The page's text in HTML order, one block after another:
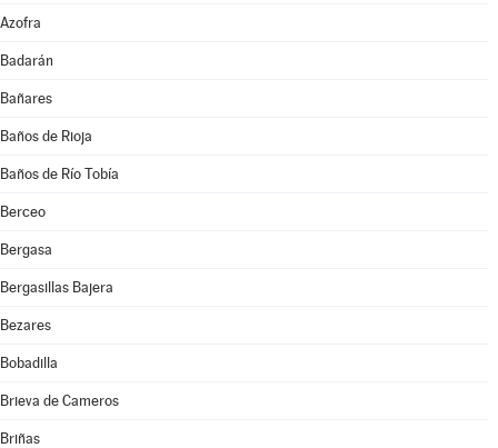
Azofra
Badarán
Bañares
Baños de Rioja
Baños de Río Tobía
Berceo
Bergasa
Bergasillas Bajera
Bezares
Bobadilla
Brieva de Cameros
Briñas